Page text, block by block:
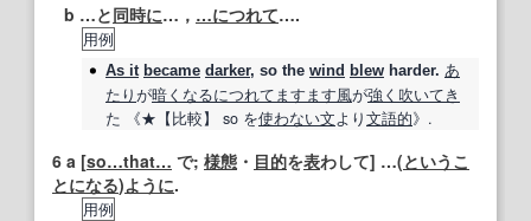
b …と同時に…， …につれて….
用例
As it became darker, so the wind blew harder. あ
たりが暗くなるにつれてますます風が強く 吹いてき
た 《★ 【比較】 so を使わない文より文語的》.
6 a [so…that… で; 様態 ・ 目的を表わして] …(というこ
とになる)ように.
用例